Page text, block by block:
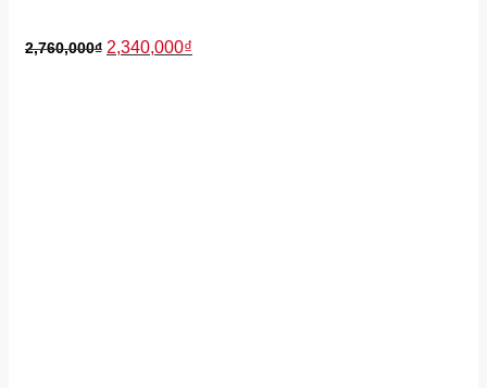
2,760,000₫ 2,340,000₫